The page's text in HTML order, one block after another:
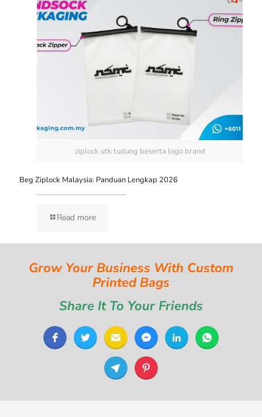
ziplock utk tudung beserta logo brand
Beg Ziplock Malaysia: Panduan Lengkap 2026
Read more
Grow Your Business With Custom
Printed Bags
Share It To Your Friends